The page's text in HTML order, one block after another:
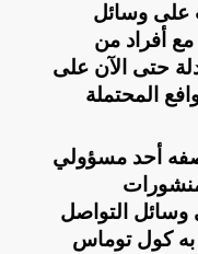
على وسائل
مع أفراد من
حتى الآن على
المحتملة
أحد مسؤولي
وسائل التواصل
به كول توماس